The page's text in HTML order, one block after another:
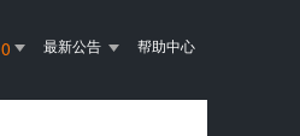
0 最新公告 帮助中心